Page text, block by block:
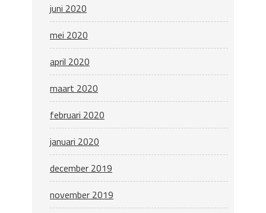
juni 2020
mei 2020
april 2020
maart 2020
februari 2020
januari 2020
december 2019
november 2019